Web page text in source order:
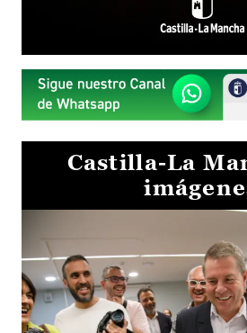
Castilla-La